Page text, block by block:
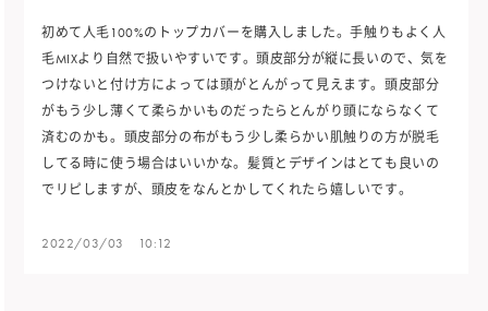
初めて人毛100%のトップカバーを購入しました。手触りもよく人
毛MIXより自然で扱いやすいです。頭皮部分が縦に長いので、気を
つけないと付け方によっては頭がとんがって見えます。頭皮部分
がもう少し薄くて柔らかいものだったらとんがり頭にならなくて
済むのかも。頭皮部分の布がもう少し柔らかい肌触りの方が脱毛
してる時に使う場合はいいかな。髪質とデザインはとても良いの
でリピしますが、頭皮をなんとかしてくれたら嬉しいです。
2022/03/03 10:12